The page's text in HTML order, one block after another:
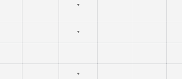
⁺
⁺
⁺